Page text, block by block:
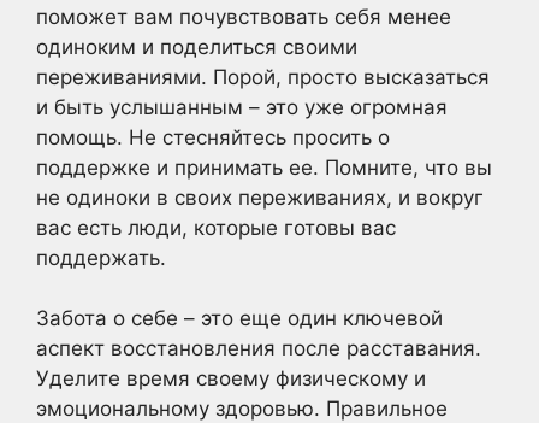
поможет вам почувствовать себя менее
одиноким и поделиться своими
переживаниями. Порой, просто высказаться
и быть услышанным – это уже огромная
помощь. Не стесняйтесь просить о
поддержке и принимать ее. Помните, что вы
не одиноки в своих переживаниях, и вокруг
вас есть люди, которые готовы вас
поддержать.
Забота о себе – это еще один ключевой
аспект восстановления после расставания.
Уделите время своему физическому и
эмоциональному здоровью. Правильное